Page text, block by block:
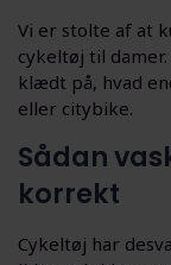
Vi er stolte af at
cykeltøj til
klædt på, hvad
eller citybike.
Sådan
korrekt
Cykeltøj har